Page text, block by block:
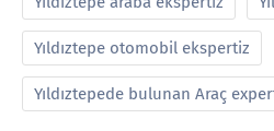
Yıldıztepe otomobil ekspertiz
Yıldıztepede bulunan Araç